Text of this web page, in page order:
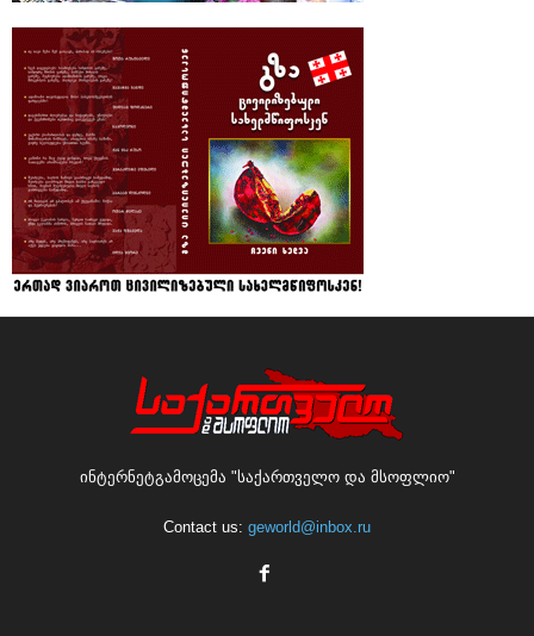
ინტერნეტგამოცემა "საქართველო და მსოფლიო"
Contact us: geworld@inbox.ru